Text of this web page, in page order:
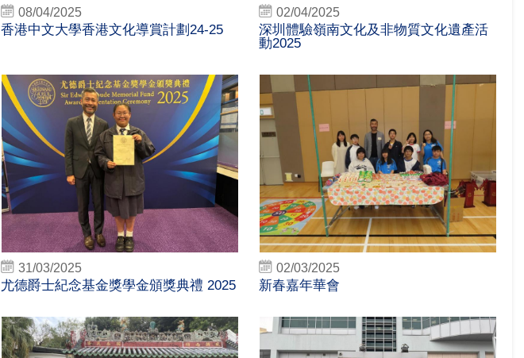
08/04/2025
香港中文大學香港文化導賞計劃24-25
02/04/2025
深圳體驗嶺南文化及非物質文化遺產活
動2025
31/03/2025
尤德爵士紀念基金獎學金頒獎典禮 2025
02/03/2025
新春嘉年華會